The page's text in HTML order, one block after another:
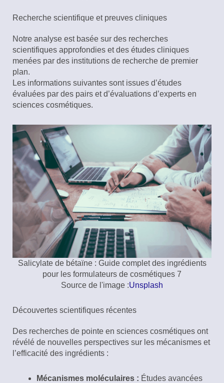
Recherche scientifique et preuves cliniques
Notre analyse est basée sur des recherches
scientifiques approfondies et des études cliniques
menées par des institutions de recherche de premier
plan.
Les informations suivantes sont issues d’études
évaluées par des pairs et d’évaluations d’experts en
sciences cosmétiques.
Salicylate de bétaïne : Guide complet des ingrédients
pour les formulateurs de cosmétiques 7
Source de l'image :Unsplash
Découvertes scientifiques récentes
Des recherches de pointe en sciences cosmétiques ont
révélé de nouvelles perspectives sur les mécanismes et
l’efficacité des ingrédients :
Mécanismes moléculaires : Études avancées